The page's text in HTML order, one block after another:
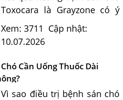
Toxocara là Grayzone có ý
nghĩa gì? Bác sĩ Nguyễn Văn
Đức giải đáp khi nào cần
và những lưu ý phòng...
Xem: 3711 Cập nhật:
10.07.2026
Cần Uống Thuốc Dài
Vì sao điều trị bệnh sán chó
Sinh Trùng Demodex Trên Da